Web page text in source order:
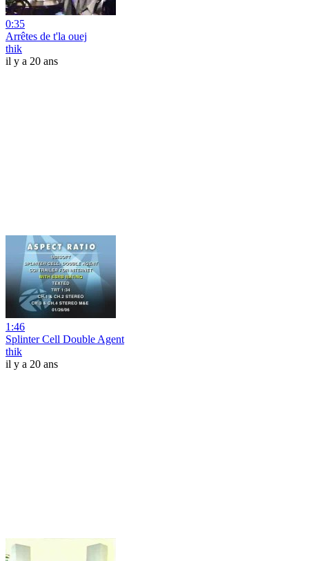
0:35
Arrêtes de t'la ouej
thik
il y a 20 ans
1:46
Splinter Cell Double Agent
thik
il y a 20 ans